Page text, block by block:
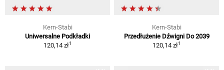
Kern-Stabi
Uniwersalne Podkładki
120,14 zł1
Kern-Stabi
Przedłużenie Dźwigni Do 2039
120,14 zł1